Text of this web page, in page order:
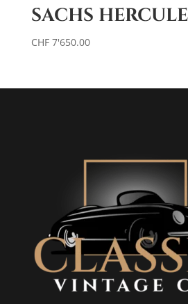
SACHS
CHF7'650.00